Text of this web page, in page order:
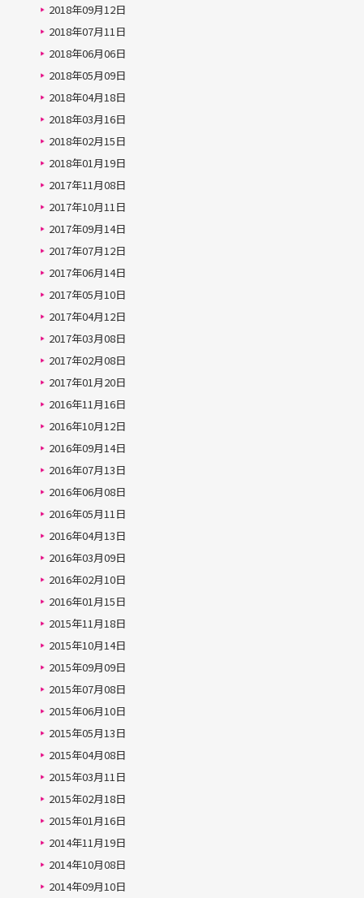
2018年09月12日
2018年07月11日
2018年06月06日
2018年05月09日
2018年04月18日
2018年03月16日
2018年02月15日
2018年01月19日
2017年11月08日
2017年10月11日
2017年09月14日
2017年07月12日
2017年06月14日
2017年05月10日
2017年04月12日
2017年03月08日
2017年02月08日
2017年01月20日
2016年11月16日
2016年10月12日
2016年09月14日
2016年07月13日
2016年06月08日
2016年05月11日
2016年04月13日
2016年03月09日
2016年02月10日
2016年01月15日
2015年11月18日
2015年10月14日
2015年09月09日
2015年07月08日
2015年06月10日
2015年05月13日
2015年04月08日
2015年03月11日
2015年02月18日
2015年01月16日
2014年11月19日
2014年10月08日
2014年09月10日